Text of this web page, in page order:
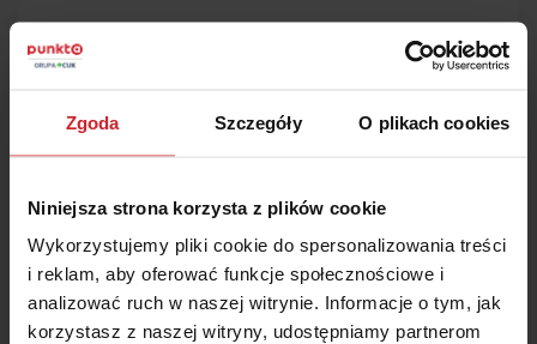
Zgoda Szczegóły O plikach cookies
Niniejsza strona korzysta z plików cookie
Wykorzystujemy pliki cookie do spersonalizowania treści
i reklam, aby oferować funkcje społecznościowe i
analizować ruch w naszej witrynie. Informacje o tym, jak
korzystasz z naszej witryny, udostępniamy partnerom
Masz pytania o ubezpieczenie?
Nasi eksperci chętnie
+48 22 490 9000